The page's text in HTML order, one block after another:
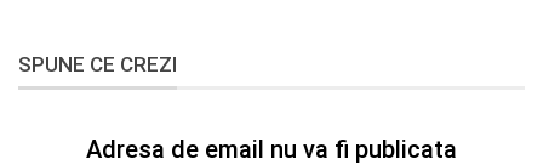
SPUNE CE CREZI
Adresa de email nu va fi publicata